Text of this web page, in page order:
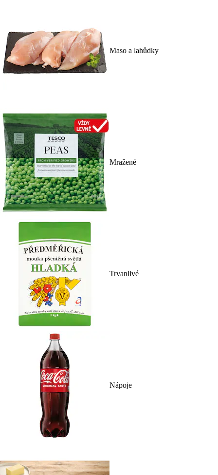
Maso a lahůdky
Mražené
Trvanlivé
Nápoje